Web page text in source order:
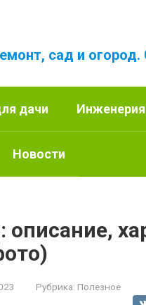
сад и
дачи Инженерия
Новости
описание,
Рубрика: Полезное